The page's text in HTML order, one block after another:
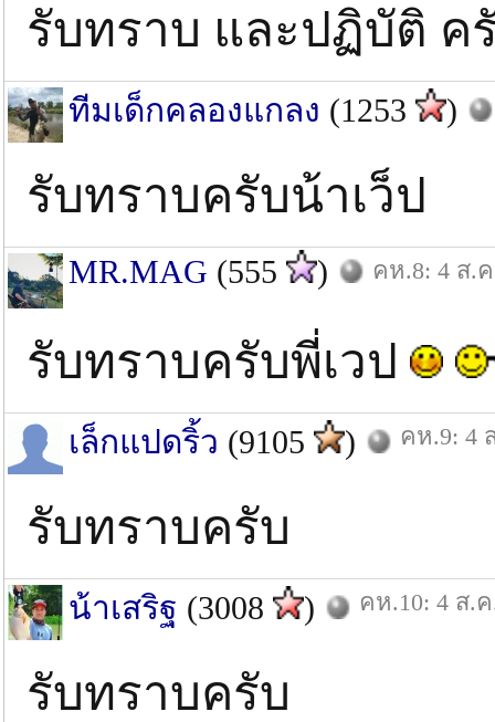
รับทราบ และปฏิบัติ ค
ทีมเด็กคลองแกลง (1253 )
รับทราบครับน้าเว็ป
MR.MAG (555 ) คห.8: 4 ส.
รับทราบครับพี่เวป
เล็กแปดริ้ว (9105 ) คห.9: 4
รับทราบครับ
น้าเสริฐ (3008 ) คห.10: 4 ส.ค
รับทราบครับ